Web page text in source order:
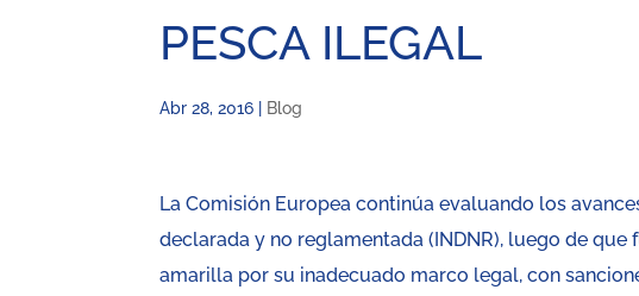
PESCA ILEGAL
Abr 28, 2016 Blog
La Comisión Europea continúa evaluando los
declarada y no reglamentada (INDNR), luego de
amarilla por su inadecuado marco legal, con